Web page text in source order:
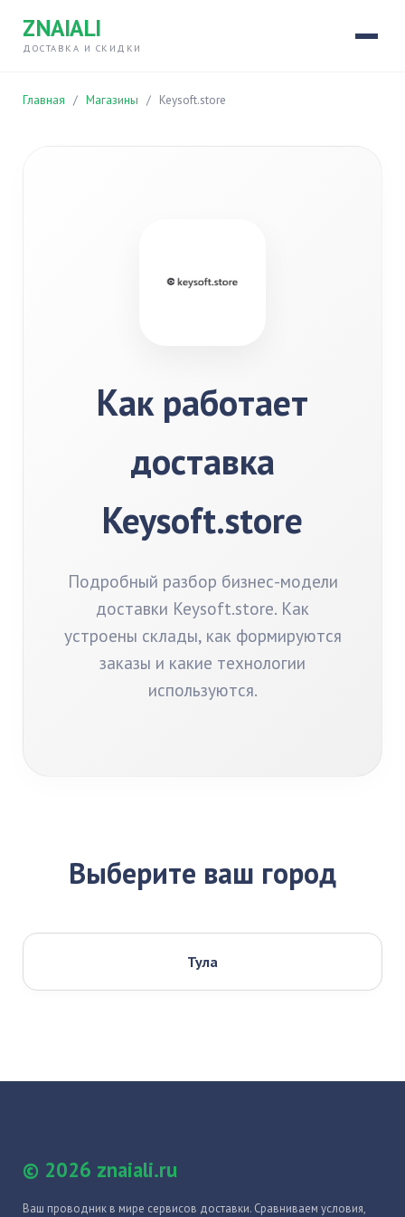
ZNAIALI
ДОСТАВКА И СКИДКИ
Главная / Магазины / Keysoft.store
Как работает
доставка
Keysoft.store
Подробный разбор бизнес-модели
доставки Keysoft.store. Как
устроены склады, как формируются
заказы и какие технологии
используются.
Выберите ваш город
Тула
© 2026 znaiali.ru
Ваш проводник в мире сервисов доставки. Сравниваем условия,